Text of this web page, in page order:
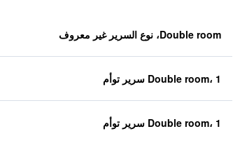
Double room، نوع السرير غير معروف
Double room، 1 سرير توأم
Double room، 1 سرير توأم